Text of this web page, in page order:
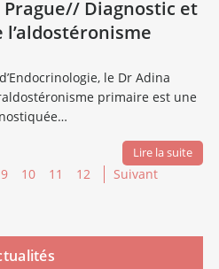
Prague// Diagnostic et
le Dr Adina
primaire est une
Lire la suite
9 10 11 12 Suivant